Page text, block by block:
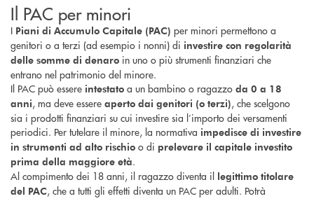
Il PAC per minori
I Piani di Accumulo Capitale (PAC) per minori permettono a
genitori o a terzi (ad esempio i nonni) di investire con regolarità
delle somme di denaro in uno o più strumenti finanziari che
entrano nel patrimonio del minore.
Il PAC può essere intestato a un bambino o ragazzo da 0 a 18
anni, ma deve essere aperto dai genitori (o terzi), che scelgono
sia i prodotti finanziari su cui investire sia l’importo dei versamenti
periodici. Per tutelare il minore, la normativa impedisce di investire
in strumenti ad alto rischio o di prelevare il capitale investito
prima della maggiore età.
Al compimento dei 18 anni, il ragazzo diventa il legittimo titolare
del PAC, che a tutti gli effetti diventa un PAC per adulti. Potrà